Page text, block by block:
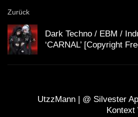
Zurück
Dark Techno / EBM /
‘CARNAL’ [Copyright
UtzzMann | @ Silvester
Kontext